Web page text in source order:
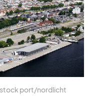
port/​nordlicht